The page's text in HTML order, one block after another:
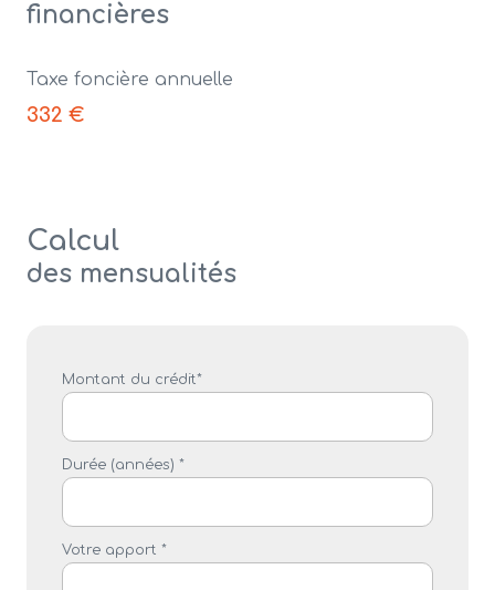
financières
Taxe foncière annuelle
332 €
Calcul
des mensualités
Montant du crédit*
Durée (années) *
Votre apport *